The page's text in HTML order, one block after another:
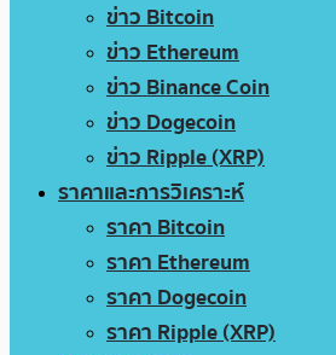
ข่าว Bitcoin
ข่าว Ethereum
ข่าว Binance Coin
ข่าว Dogecoin
ข่าว Ripple (XRP)
ราคาและการวิเคราะห์
ราคา Bitcoin
ราคา Ethereum
ราคา Dogecoin
ราคา Ripple (XRP)